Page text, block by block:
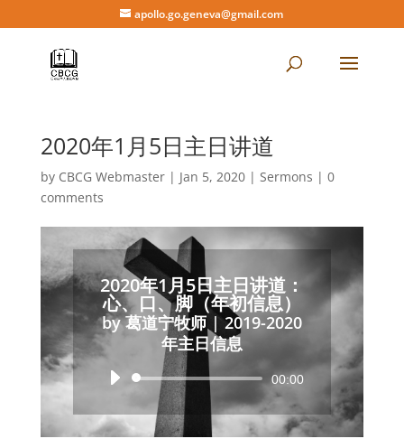
apollo.go.geneva@gmail.com
2020年1月5日主日讲道
by CBCG Webmaster| Jan 5, 2020| Sermons | 0
comments
2020年1月5日主日讲道：
心、口、脚（年初信息）
by葛道宁牧师|2019-2020
年主日信息
Audio
Player
00:00